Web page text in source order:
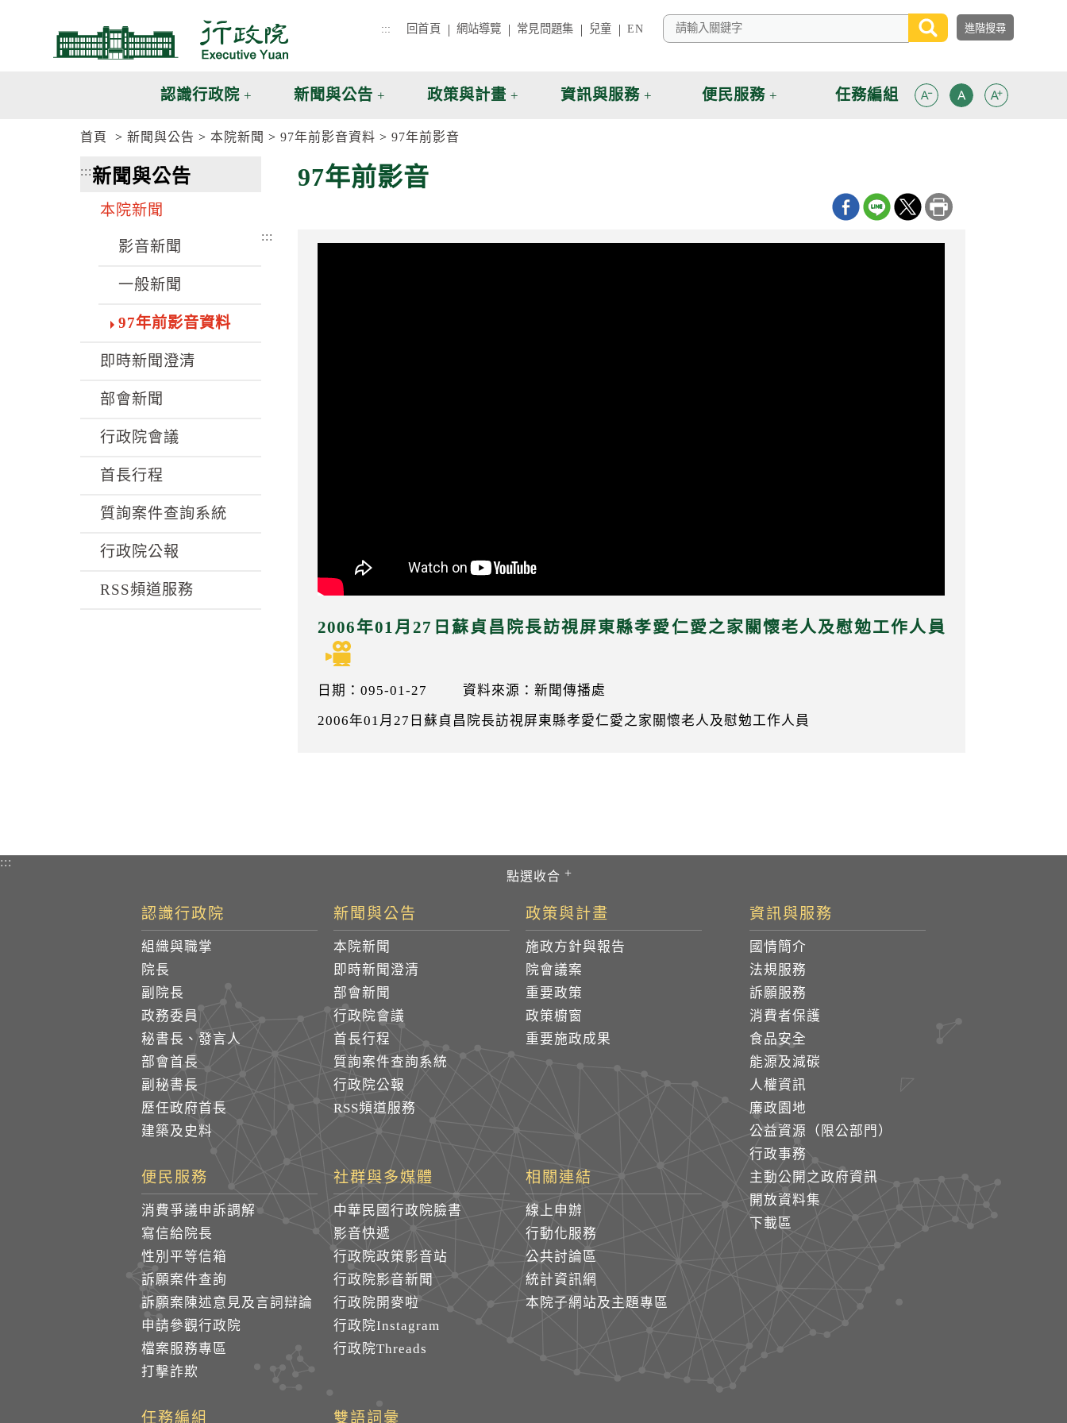
::: 回首頁 網站導覽 常見問題集 兒童 EN
認識行政院 新聞與公告 政策與計畫 資訊與服務 便民服務 任務編組
首頁 新聞與公告 本院新聞 97年前影音資料 97年前影音
:::新聞與公告
本院新聞
影音新聞
一般新聞
97年前影音資料
即時新聞澄清
部會新聞
行政院會議
首長行程
質詢案件查詢系統
行政院公報
RSS頻道服務
97年前影音
:::
2006年01月27日蘇貞昌院長訪視屏東縣孝愛仁愛之家關懷老人及慰勉工作人員
日期：095-01-27
資料來源：新聞傳播處
2006年01月27日蘇貞昌院長訪視屏東縣孝愛仁愛之家關懷老人及慰勉工作人員
:::
認識行政院
組織與職掌
院長
副院長
政務委員
秘書長、發言人
部會首長
副秘書長
歷任政府首長
建築及史料
新聞與公告
本院新聞
即時新聞澄清
部會新聞
行政院會議
首長行程
質詢案件查詢系統
行政院公報
RSS頻道服務
政策與計畫
施政方針與報告
院會議案
重要政策
政策櫥窗
重要施政成果
資訊與服務
國情簡介
法規服務
訴願服務
消費者保護
食品安全
能源及減碳
人權資訊
廉政園地
公益資源（限公部門）
行政事務
主動公開之政府資訊
開放資料集
下載區
便民服務
消費爭議申訴調解
寫信給院長
性別平等信箱
訴願案件查詢
訴願案陳述意見及言詞辯論
申請參觀行政院
檔案服務專區
打擊詐欺
社群與多媒體
中華民國行政院臉書
影音快遞
行政院政策影音站
行政院影音新聞
行政院開麥啦
行政院Instagram
行政院Threads
相關連結
線上申辦
行動化服務
公共討論區
統計資訊網
本院子網站及主題專區
任務編組 雙語詞彙